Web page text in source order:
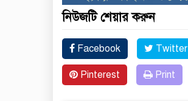
নিউজটি শেয়ার করুন
Facebook Twitter
Pinterest Print